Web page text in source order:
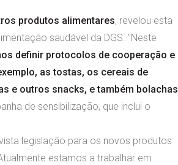
produtos alimentares, revelou esta
saudável da DGS. "Neste
definir protocolos de cooperação e
as tostas, os cereais de
e outros snacks, e também bolachas
de sensibilização, que inclui o
legislação para os novos produtos
estamos a trabalhar em